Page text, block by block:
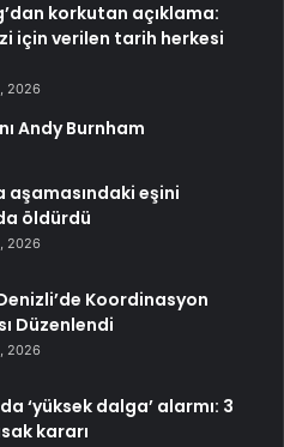
korkutan açıklama:
için verilen tarih herkesi
2026
Andy Burnham
aşamasındaki eşini
öldürdü
2026
Koordinasyon
Düzenlendi
2026
‘yüksek dalga’ alarmı: 3
kararı